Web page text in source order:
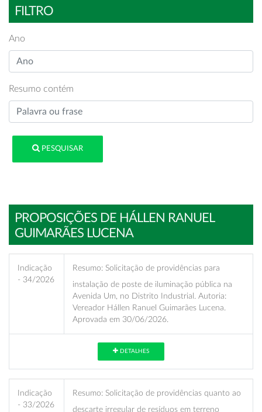
FILTRO
Ano
Resumo contém
PESQUISAR
PROPOSIÇÕES DE HÁLLEN RANUEL
GUIMARÃES LUCENA
Indicação
- 34/2026
Resumo: Solicitação de providências para
instalação de poste de iluminação pública na
Avenida Um, no Distrito Industrial. Autoria:
Vereador Hállen Ranuel Guimarães Lucena.
Aprovada em 30/06/2026.
DETALHES
Indicação
- 33/2026
Resumo: Solicitação de providências quanto ao
descarte irregular de resíduos em terreno